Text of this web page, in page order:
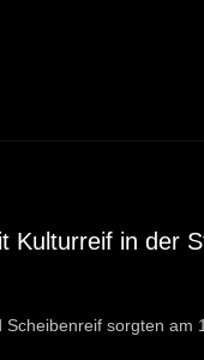
Kulturreif in der
Scheibenreif sorgten